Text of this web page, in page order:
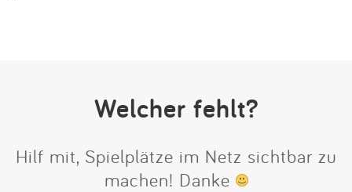
Welcher fehlt?
Hilf mit, Spielplätze im Netz sichtbar zu
machen! Danke